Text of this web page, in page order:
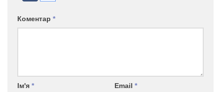
Коментар *
Ім'я * Email *